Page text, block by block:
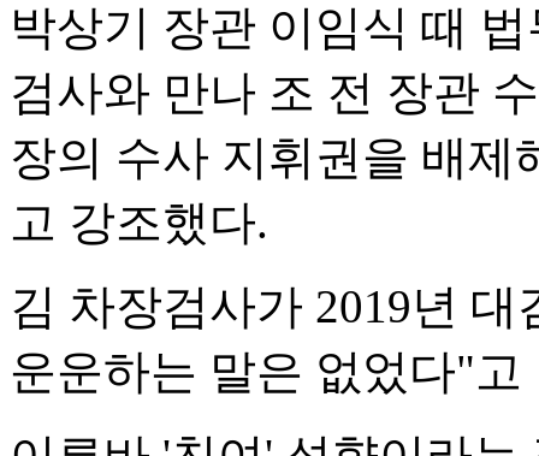
박상기 장관 이임식 때
검사와 만나 조 전 장관
장의 수사 지휘권을 배제
고 강조했다.
김 차장검사가 2019년
운운하는 말은 없었다"